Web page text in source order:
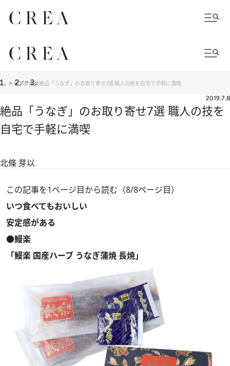
トップグルメ絶品「うなぎ」のお取り寄せ7選 職人の技を自宅で手軽に満喫
2019.7.8
絶品「うなぎ」のお取り寄せ7選 職人の技を
自宅で手軽に満喫
北條 芽以
この記事を1ページ目から読む（8/8ページ目）
いつ食べてもおいしい
安定感がある
●鰻楽
「鰻楽 国産ハーブ うなぎ蒲焼 長焼」